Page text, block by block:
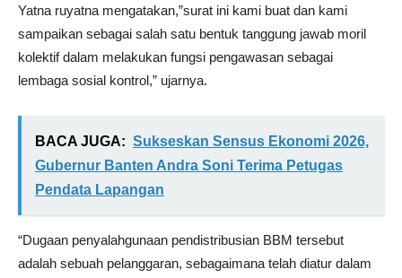
Yatna ruyatna mengatakan,”surat ini kami buat dan kami
sampaikan sebagai salah satu bentuk tanggung jawab moril
kolektif dalam melakukan fungsi pengawasan sebagai
lembaga sosial kontrol,” ujarnya.
BACA JUGA: Sukseskan Sensus Ekonomi 2026,
Gubernur Banten Andra Soni Terima Petugas
Pendata Lapangan
“Dugaan penyalahgunaan pendistribusian BBM tersebut
adalah sebuah pelanggaran, sebagaimana telah diatur dalam